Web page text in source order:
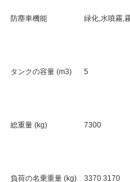
防塵車機能 緑化,水噴霧,
タンクの容量 (m3) 5
総重量 (kg) 7300
負荷の名乗重量 (kg) 3370 3170